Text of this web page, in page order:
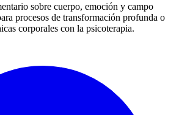
sobre cuerpo, emoción y campo
procesos de transformación profunda o
corporales con la psicoterapia.